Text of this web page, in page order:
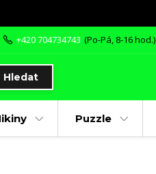
Hledat
+420 704734743 (Po-Pá, 8-16 hod.)
Puzzle